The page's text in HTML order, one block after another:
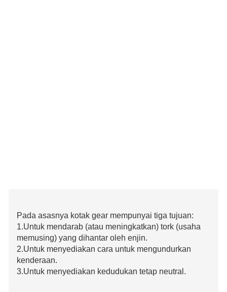
Pada asasnya kotak gear mempunyai tiga tujuan:
1.Untuk mendarab (atau meningkatkan) tork (usaha
memusing) yang dihantar oleh enjin.
2.Untuk menyediakan cara untuk mengundurkan
kenderaan.
3.Untuk menyediakan kedudukan tetap neutral.